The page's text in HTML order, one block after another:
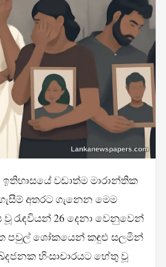
ඉතිහාසයේ වඩාත්ම මාරාන්තික
අතරට ගැනෙන මෙම
රැඳවියන් 26 දෙනා වෙනුවෙන්
පවුල් ශෝකයෙන් කඳුළු සලමින්
හිංසාචාරයට හේතු වූ